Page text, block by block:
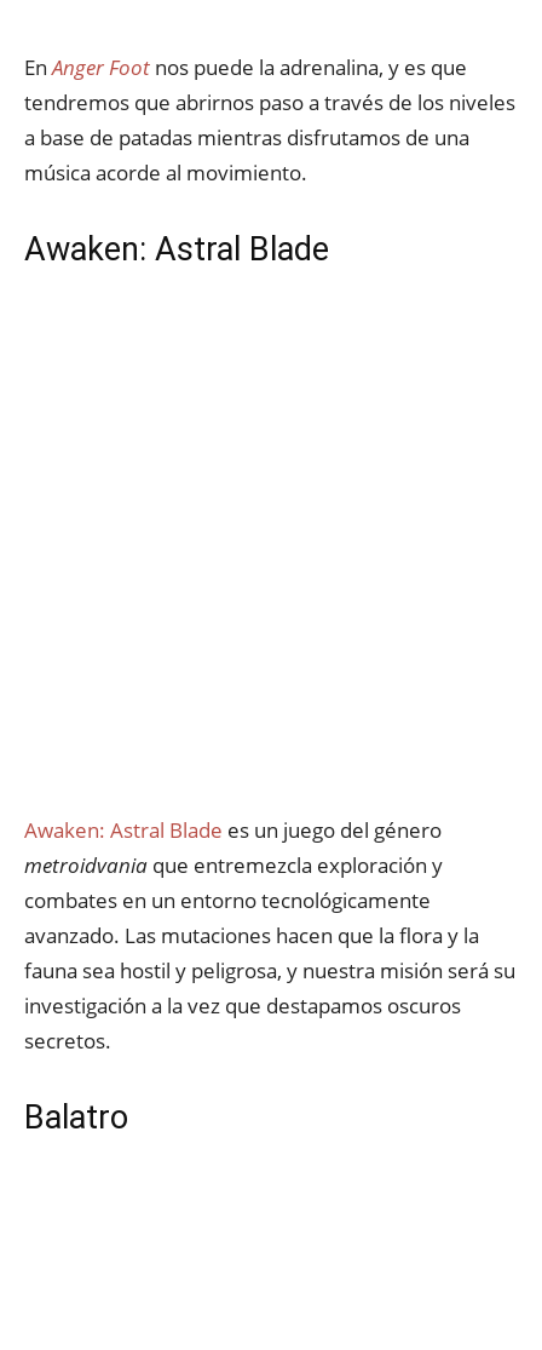
EnAnger Foot nos puede la adrenalina, y es que
tendremos que abrirnos paso a través de los niveles
a base de patadas mientras disfrutamos de una
música acorde al movimiento.
Awaken: Astral Blade
Awaken: Astral Blade es un juego del género
metroidvania que entremezcla exploración y
combates en un entorno tecnológicamente
avanzado. Las mutaciones hacen que la flora y la
fauna sea hostil y peligrosa, y nuestra misión será su
investigación a la vez que destapamos oscuros
secretos.
Balatro